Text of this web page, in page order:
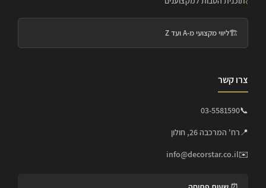
🏗️ליווי מקצועי מ-A ועד Z
צרו קשר
📞
03-5581590
📍רח' המרכבה 26, חולון
✉️
info@decorstar.co.il